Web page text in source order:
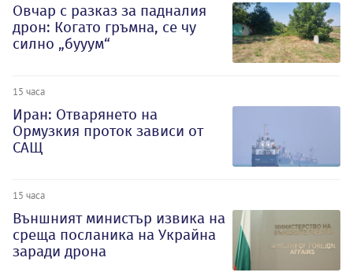
Овчар с разказ за падналия
дрон: Когато гръмна, се чу
силно „бууум“
15 часа
Иран: Отварянето на
Ормузкия проток зависи от
САЩ
15 часа
Външният министър извика на
среща посланика на Украйна
заради дрона